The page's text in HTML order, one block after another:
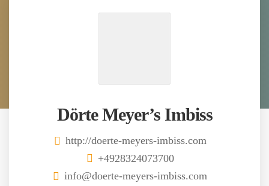
Dörte Meyer’s Imbiss
http://doerte-meyers-imbiss.com
+4928324073700
info@doerte-meyers-imbiss.com